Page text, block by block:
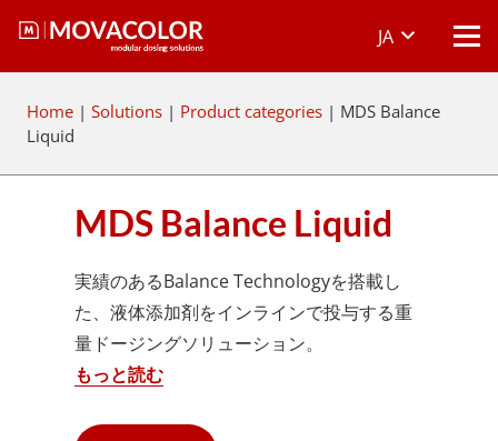
JA
Home | Solutions | Product categories | MDS Balance
Liquid
MDS Balance Liquid
実績のあるBalance Technologyを搭載し
た、液体添加剤をインラインで投与する重
量ドージングソリューション。
もっと読む